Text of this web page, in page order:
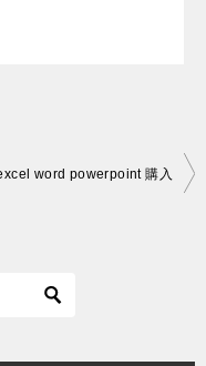
word powerpoint 購入